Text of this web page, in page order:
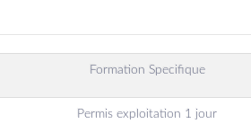
Formation Specifique
Permis exploitation 1 jour